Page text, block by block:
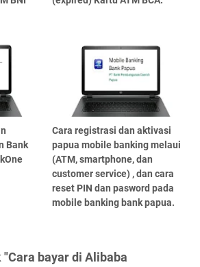
Bank
Cara registrasi dan aktivasi
papua mobile banking melaui
(ATM, smartphone, dan
customer service) , dan cara
reset PIN dan pasword pada
mobile banking bank papua.
bayar di Alibaba